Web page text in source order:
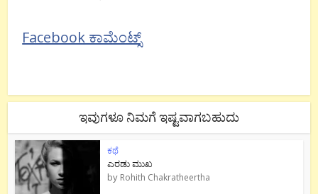
Facebook ಕಾಮೆಂಟ್ಸ್
ಇವುಗಳೂ ನಿಮಗೆ ಇಷ್ಟವಾಗಬಹುದು
ಕಥೆ
ಎರಡು ಮುಖ
by Rohith Chakratheertha